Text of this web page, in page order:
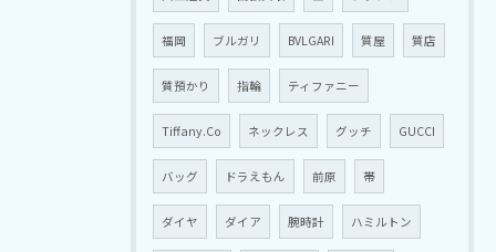
福岡 ブルガリ BVLGARI 質屋 質店
質預かり 指輪 ティファニー
Tiffany.Co ネックレス グッチ GUCCI
バッグ ドラえもん 前原 帯
ダイヤ ダイア 腕時計 ハミルトン